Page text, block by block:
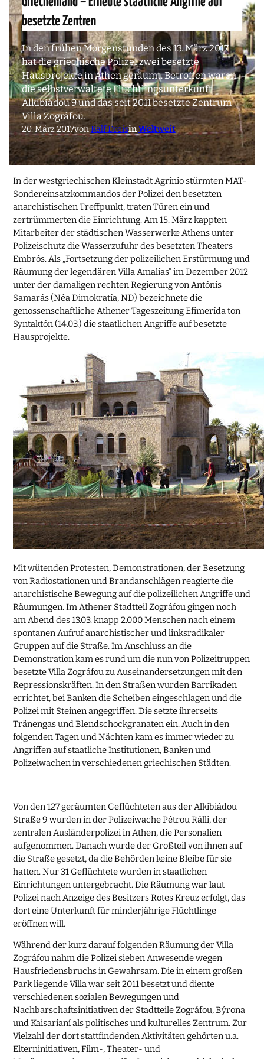
besetzte Zentren
In den frühen Morgenstunden des 13. März 2017
hat die griechische Polizei zwei besetzte
Hausprojekte in Athen geräumt. Betroffen waren
die selbstverwaltete Flüchtlingsunterkunft
Alkibiádou 9 und das seit 2011 besetzte Zentrum
Villa Zográfou.
20. März 2017vonRalf DreisinWeltweit
In der westgriechischen Kleinstadt Agrínio stürmten MAT-
Sondereinsatzkommandos der Polizei den besetzten
anarchistischen Treffpunkt, traten Türen ein und
zertrümmerten die Einrichtung. Am 15. März kappten
Mitarbeiter der städtischen Wasserwerke Athens unter
Polizeischutz die Wasserzufuhr des besetzten Theaters
Embrós. Als „Fortsetzung der polizeilichen Erstürmung und
Räumung der legendären Villa Amalías“ im Dezember 2012
unter der damaligen rechten Regierung von Antónis
Samarás (Néa Dimokratía, ND) bezeichnete die
genossenschaftliche Athener Tageszeitung Efimerída ton
Syntaktón (14.03.) die staatlichen Angriffe auf besetzte
Hausprojekte.
Mit wütenden Protesten, Demonstrationen, der Besetzung
von Radiostationen und Brandanschlägen reagierte die
anarchistische Bewegung auf die polizeilichen Angriffe und
Räumungen. Im Athener Stadtteil Zográfou gingen noch
am Abend des 13.03. knapp 2.000 Menschen nach einem
spontanen Aufruf anarchistischer und linksradikaler
Gruppen auf die Straße. Im Anschluss an die
Demonstration kam es rund um die nun von Polizeitruppen
besetzte Villa Zográfou zu Auseinandersetzungen mit den
Repressionskräften. In den Straßen wurden Barrikaden
errichtet, bei Banken die Scheiben eingeschlagen und die
Polizei mit Steinen angegriffen. Die setzte ihrerseits
Tränengas und Blendschockgranaten ein. Auch in den
folgenden Tagen und Nächten kam es immer wieder zu
Angriffen auf staatliche Institutionen, Banken und
Polizeiwachen in verschiedenen griechischen Städten.
Von den 127 geräumten Geflüchteten aus der Alkibiádou
Straße 9 wurden in der Polizeiwache Pétrou Rálli, der
zentralen Ausländerpolizei in Athen, die Personalien
aufgenommen. Danach wurde der Großteil von ihnen auf
die Straße gesetzt, da die Behörden keine Bleibe für sie
hatten. Nur 31 Geflüchtete wurden in staatlichen
Einrichtungen untergebracht. Die Räumung war laut
Polizei nach Anzeige des Besitzers Rotes Kreuz erfolgt, das
dort eine Unterkunft für minderjährige Flüchtlinge
eröffnen will.
Während der kurz darauf folgenden Räumung der Villa
Zográfou nahm die Polizei sieben Anwesende wegen
Hausfriedensbruchs in Gewahrsam. Die in einem großen
Park liegende Villa war seit 2011 besetzt und diente
verschiedenen sozialen Bewegungen und
Nachbarschaftsinitiativen der Stadtteile Zográfou, Býrona
und Kaisarianí als politisches und kulturelles Zentrum. Zur
Vielzahl der dort stattfindenden Aktivitäten gehörten u.a.
Elterninitiativen, Film-, Theater- und